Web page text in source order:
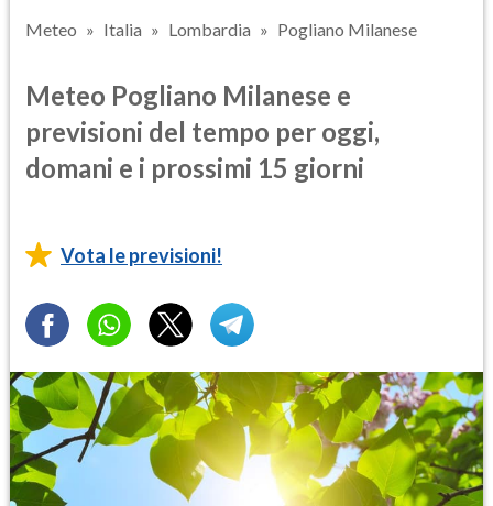
Meteo Italia Lombardia Pogliano Milanese
Meteo Pogliano Milanese e
previsioni del tempo per oggi,
domani e i prossimi 15 giorni
Vota le previsioni!